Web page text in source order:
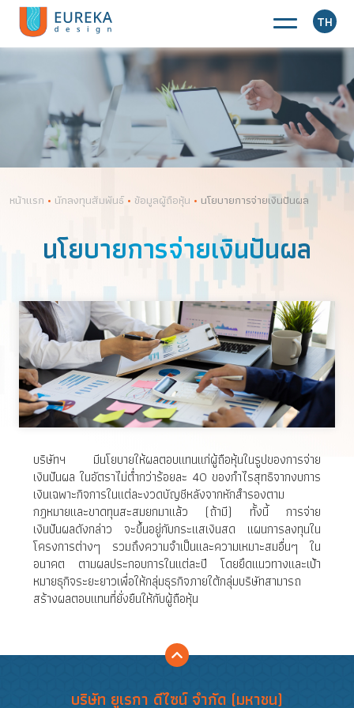
TH
หน้าแรก • นักลงทุนสัมพันธ์ • ข้อมูลผู้ถือหุ้น • นโยบายการจ่ายเงินปันผล
นโยบายการจ่ายเงินปันผล
บริษัทฯ มีนโยบายให้ผลตอบแทนแก่ผู้ถือหุ้นในรูปของการจ่าย
เงินปันผล ในอัตราไม่ต่ำกว่าร้อยละ 40 ของกำไรสุทธิจากงบการ
เงินเฉพาะกิจการในแต่ละงวดบัญชีหลังจากหักสำรองตาม
กฎหมายและขาดทุนสะสมยกมาแล้ว (ถ้ามี) ทั้งนี้ การจ่าย
เงินปันผลดังกล่าว จะขึ้นอยู่กับกระแสเงินสด แผนการลงทุนใน
โครงการต่างๆ รวมถึงความจำเป็นและความเหมาะสมอื่นๆ ใน
อนาคต ตามผลประกอบการในแต่ละปี โดยยึดแนวทางและเป้า
หมายธุกิจระยะยาวเพื่อให้กลุ่มธุรกิจภายใต้กลุ่มบริษัทสามารถ
สร้างผลตอบแทนที่ยั่งยืนให้กับผู้ถือหุ้น
บริษัท ยูเรกา ดีไซน์ จำกัด (มหาชน)